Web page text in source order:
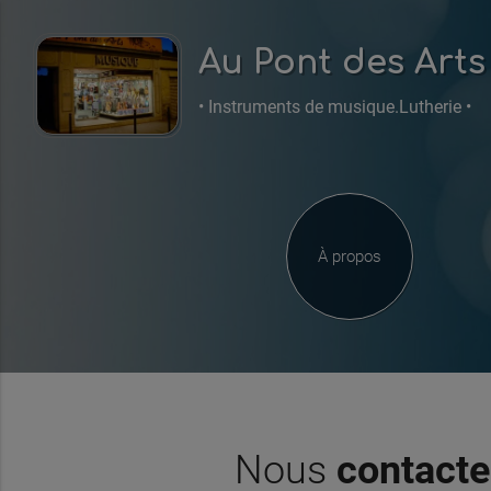
Au Pont des Arts
• Instruments de musique.Lutherie •
À propos
Nous